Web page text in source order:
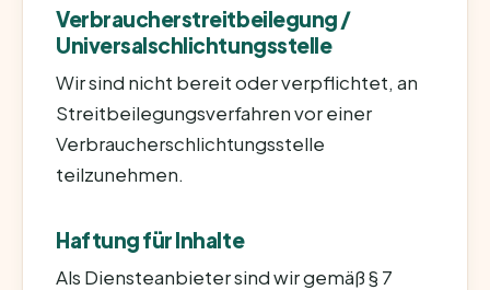
Verbraucherstreitbeilegung /
Universalschlichtungsstelle
Wir sind nicht bereit oder verpflichtet, an
Streitbeilegungsverfahren vor einer
Verbraucherschlichtungsstelle
teilzunehmen.
Haftung für Inhalte
Als Diensteanbieter sind wir gemäß § 7